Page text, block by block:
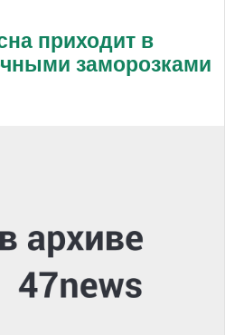
приходит в
заморозками